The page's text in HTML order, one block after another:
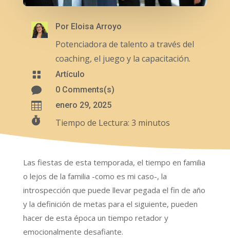
Por Eloisa Arroyo
Potenciadora de talento a través del
coaching, el juego y la capacitación.
 Artículo
 0 Comments(s)
 enero 29, 2025
 Tiempo de Lectura: 3 minutos
Las fiestas de esta temporada, el tiempo en familia
o lejos de la familia -como es mi caso-, la
introspección que puede llevar pegada el fin de año
y la definición de metas para el siguiente, pueden
hacer de esta época un tiempo retador y
emocionalmente desafiante.